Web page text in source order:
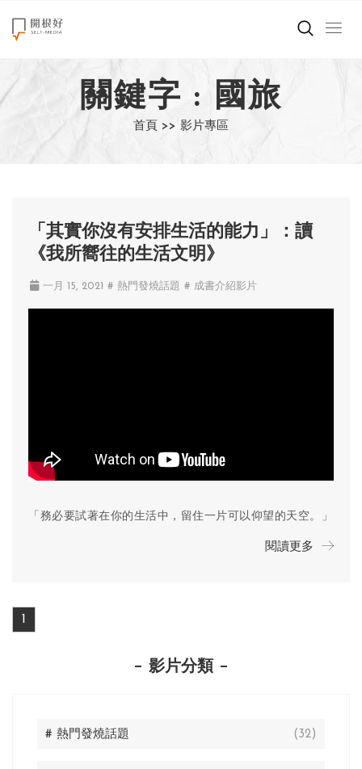
來點正能量
世界在想什麼
創造美好生活
職場商業經濟
影片專區
關鍵字 : 國旅
首頁 >> 影片專區
「其實你沒有安排生活的能力」：讀
《我所嚮往的生活文明》
一月 15, 2021 # 熱門發燒話題 # 成書介紹影片
「務必要試著在你的生活中，留住一片可以仰望的天空。」
閱讀更多
1
影片分類
# 熱門發燒話題 (32)